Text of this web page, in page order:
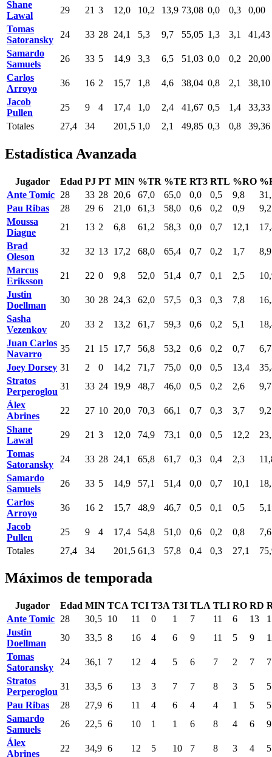
Shane
Lawal
29 21 3 12,0 10,2 13,9 73,08 0,0 0,3
0,00
Tomas
Satoransky
24 33 28 24,1 5,3 9,7 55,05 1,3 3,1
41,43
Samardo
Samuels
26 33 5 14,9 3,3 6,5 51,03 0,0 0,2
20,00
Carlos
Arroyo
36 16 2 15,7 1,8 4,6 38,04 0,8 2,1
38,10
Jacob
Pullen
25 9 4 17,4 1,0 2,4 41,67 0,5 1,4
33,33
Totales
27,4 34 201,5 1,0 2,1 49,85 0,3 0,8 39,36
Estadística Avanzada
Jugador Edad PJ PT MIN %TR %TE RT3 RTL %RO
Ante Tomic 28 33 28 20,6 67,0 65,0 0,0 0,5 9,8
Pau Ribas
28 29 6 21,0 61,3 58,0 0,6 0,2 0,9
9,2
Moussa
Diagne
21 13 2 6,8 61,2 58,3 0,0 0,7 12,1
Brad
Oleson
32 32 13 17,2 68,0 65,4 0,7 0,2 1,7
8,9
Marcus
Eriksson
21 22 0 9,8 52,0 51,4 0,7 0,1 2,5
Justin
Doellman
30 30 28 24,3 62,0 57,5 0,3 0,3 7,8
Sasha
Vezenkov
20 33 2 13,2 61,7 59,3 0,6 0,2 5,1
Juan Carlos
Navarro
35 21 15 17,7 56,8 53,2 0,6 0,2 0,7
6,7
Joey Dorsey 31 2 0 14,2 71,7 75,0 0,0 0,5 13,4
Stratos
Perperoglou
31 33 24 19,9 48,7 46,0 0,5 0,2 2,6
9,7
Álex
Abrines
22 27 10 20,0 70,3 66,1 0,7 0,3 3,7
9,2
Shane
Lawal
29 21 3 12,0 74,9 73,1 0,0 0,5 12,2
Tomas
Satoransky
24 33 28 24,1 65,8 61,7 0,3 0,4 2,3
Samardo
Samuels
26 33 5 14,9 57,1 51,4 0,0 0,7 10,1
Carlos
Arroyo
36 16 2 15,7 48,9 46,7 0,5 0,1 0,5
5,1
Jacob
Pullen
25 9 4 17,4 54,8 51,0 0,6 0,2 0,8
7,6
Totales
27,4 34 201,5 61,3 57,8 0,4 0,3 27,1
Máximos de temporada
Jugador Edad MIN TCA TCI T3A T3I TLA TLI RO RD
Ante Tomic 28 30,5 10 11 0 1 7 11 6 13
Justin
Doellman
30 33,5 8 16 4 6 9 11 5 9
Tomas
Satoransky
24 36,1 7 12 4 5 6 7 2 7
7
Stratos
Perperoglou
31 33,5 6 13 3 7 7 8 3 5
5
Pau Ribas
28 27,9 6 11 4 6 4 4 1 5
5
Samardo
Samuels
26 22,5 6 10 1 1 6 8 4 6
9
Álex
Abrines
22 34,9 6 12 5 10 7 8 3 4
5